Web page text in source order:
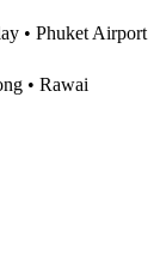
• Phuket Airport
• Rawai